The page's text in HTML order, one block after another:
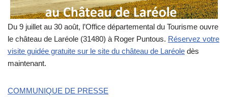
Du 9 juillet au 30 août, l’Office départemental du Tourisme ouvre
le château de Laréole (31480) à Roger Puntous. Réservez votre
visite guidée gratuite sur le site du château de Laréole dès
maintenant.
COMMUNIQUE DE PRESSE